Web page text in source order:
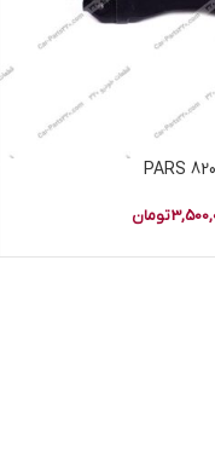
تومان